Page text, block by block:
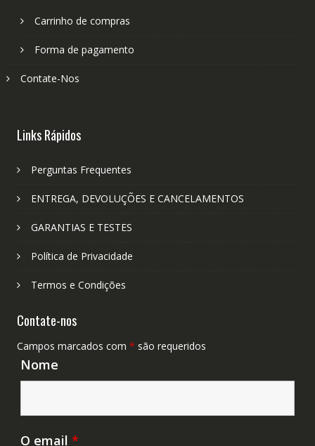
Carrinho de compras
Forma de pagamento
Contate-Nos
Links Rápidos
Perguntas Frequentes
ENTREGA, DEVOLUÇÕES E CANCELAMENTOS
GARANTIAS E TESTES
Política de Privacidade
Termos e Condições
Contate-nos
Campos marcados com * são requeridos
Nome
O email *